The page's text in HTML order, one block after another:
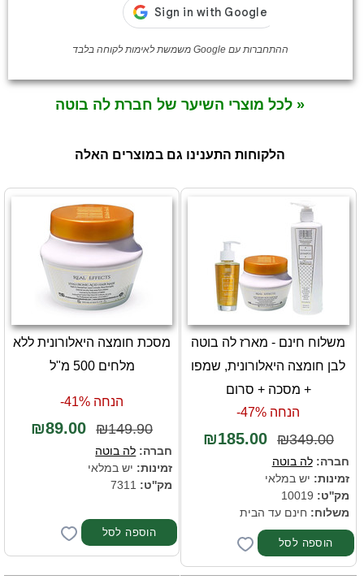
ההתחברות עם Google משמשת לאימות לקוחה בלבד
« לכל מוצרי השיער של חברת לה בוטה
הלקוחות התענינו גם במוצרים האלה
משלוח חינם - מארז לה בוטה
לבן חומצה היאלורונית, שמפו
+ מסכה + סרום
הנחה 47%-
₪349.00
₪185.00
חברה:לה בוטה
זמינות: יש במלאי
מק''ט:
משלוח: חינם עד הבית
מסכת חומצה היאלורונית ללא
מלחים 500 מ"ל
הנחה 41%-
₪149.90
₪89.00
חברה: לה בוטה
זמינות: יש במלאי
מק''ט: